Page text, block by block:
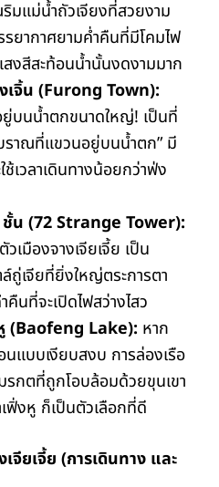
มแม่น้ำถัวเจียงที่สวยงาม
ยากาศยามค่ำคืนที่มีโคมไฟ
สงสีสะท้อนน้ำนั้นงดงามมาก
เจิ้น (Furong Town):
บนน้ำตกขนาดใหญ่! เป็นที่
ราณที่แขวนอยู่บนน้ำตก” มี
ช้เวลาเดินทางน้อยกว่าฟ่ง
ชั้น (72 Strange Tower):
เมืองจางเจียเจี้ย เป็น
ถู่เจียที่ยิ่งใหญ่ตระการตา
คืนที่จะเปิดไฟสว่างไสว
(Baofeng Lake): หาก
บบเงียบสงบ การล่องเรือ
รกตที่ถูกโอบล้อมด้วยขุนเขา
เฟิ่งหู ก็เป็นตัวเลือกที่ดี
จียเจี้ย (การเดินทาง และ